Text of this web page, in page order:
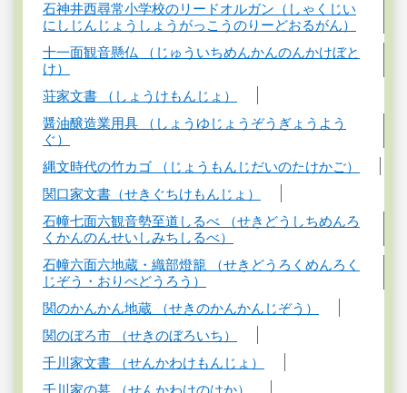
石神井西尋常小学校のリードオルガン（しゃくじい
にしじんじょうしょうがっこうのりーどおるがん）
十一面観音懸仏 （じゅういちめんかんのんかけぼと
け）
荘家文書 （しょうけもんじょ）
醤油醸造業用具 （しょうゆじょうぞうぎょうよう
ぐ）
縄文時代の竹カゴ （じょうもんじだいのたけかご）
関口家文書（せきぐちけもんじょ）
石幢七面六観音勢至道しるべ （せきどうしちめんろ
くかんのんせいしみちしるべ）
石幢六面六地蔵・織部燈籠 （せきどうろくめんろく
じぞう・おりべどうろう）
関のかんかん地蔵 （せきのかんかんじぞう）
関のぼろ市 （せきのぼろいち）
千川家文書 （せんかわけもんじょ）